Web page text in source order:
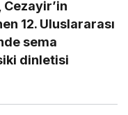
12. Uluslararası
sema
dinletisi